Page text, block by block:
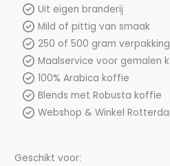
Uit eigen branderij
Mild of pittig van smaak
250 of 500 gram
Maalservice voor gemalen
100% Arabica koffie
Blends met Robusta koffie
Webshop & Winkel
Geschikt voor: